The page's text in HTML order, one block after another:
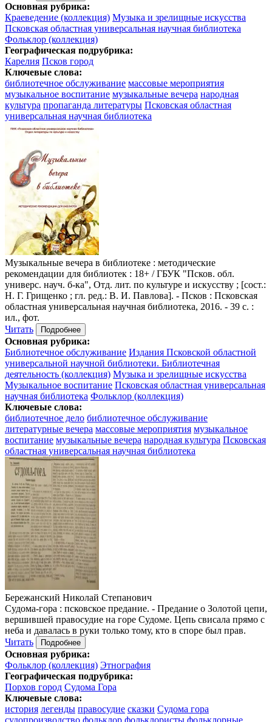
Основная рубрика:
Краеведение (коллекция) Музыка и зрелищные искусства
Псковская областная универсальная научная библиотека
Фольклор (коллекция)
Географическая подрубрика:
Карелия Псков город
Ключевые слова:
библиотечное обслуживание массовые мероприятия
музыкальное воспитание музыкальные вечера народная
культура пропаганда литературы Псковская областная
универсальная научная библиотека
Музыкальные вечера в библиотеке : методические
рекомендации для библиотек : 18+ / ГБУК "Псков. обл.
универс. науч. б-ка", Отд. лит. по культуре и искусству ; [сост.:
Н. Г. Грищенко ; гл. ред.: В. И. Павлова]. - Псков : Псковская
областная универсальная научная библиотека, 2016. - 39 с. :
ил., фот.
Читать
Подробнее
Основная рубрика:
Библиотечное обслуживание Издания Псковской областной
универсальной научной библиотеки. Библиотечная
деятельность (коллекция) Музыка и зрелищные искусства
Музыкальное воспитание Псковская областная универсальная
научная библиотека Фольклор (коллекция)
Ключевые слова:
библиотечное дело библиотечное обслуживание
литературные вечера массовые мероприятия музыкальное
воспитание музыкальные вечера народная культура Псковская
областная универсальная научная библиотека
Бережанский Николай Степанович
Судома-гора : псковское предание. - Предание о Золотой цепи,
вершившей правосудие на горе Судоме. Цепь свисала прямо с
неба и давалась в руки только тому, кто в споре был прав.
Читать
Подробнее
Основная рубрика:
Фольклор (коллекция) Этнография
Географическая подрубрика:
Порхов город Судома Гора
Ключевые слова:
история легенды правосудие сказки Судома гора
судопроизводство фольклор фольклористы фольклорные